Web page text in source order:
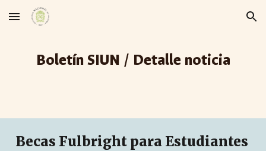
Skip to main content Skip to navigation
Boletín SIUN / Detalle noticia
Becas Fulbright para Estudiantes